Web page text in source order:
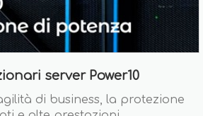
server Power10
di business, la protezione